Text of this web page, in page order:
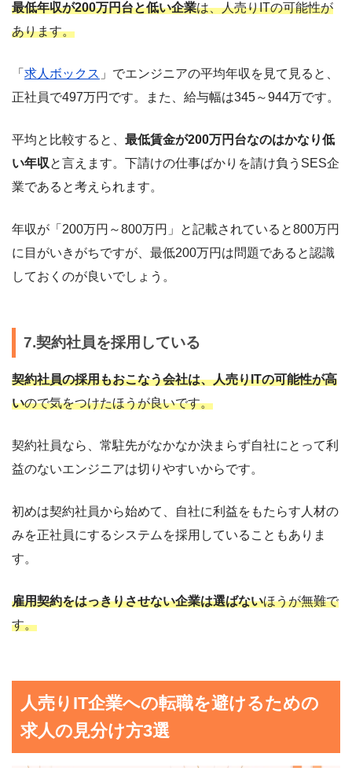
最低年収が200万円台と低い企業は、人売りITの可能性が
あります。
「 求人ボックス 」でエンジニアの平均年収を見て見ると、
正社員で497万円です。また、給与幅は345～944万です。
平均と比較すると、 最低賃金が200万円台なのはかなり低
い年収 と言えます。下請けの仕事ばかりを請け負うSES企
業であると考えられます。
年収が「200万円～800万円」と記載されていると800万円
に目がいきがちですが、最低200万円は問題であると認識
しておくのが良いでしょう。
7.契約社員を採用している
契約社員の採用もおこなう会社は、人売りITの可能性が高
いので気をつけたほうが良いです。
契約社員なら、常駐先がなかなか決まらず自社にとって利
益のないエンジニアは切りやすいからです。
初めは契約社員から始めて、自社に利益をもたらす人材の
みを正社員にするシステムを採用していることもありま
す。
雇用契約をはっきりさせない企業は選ばないほうが無難で
す。
人売りIT企業への転職を避けるための
求人の見分け方3選